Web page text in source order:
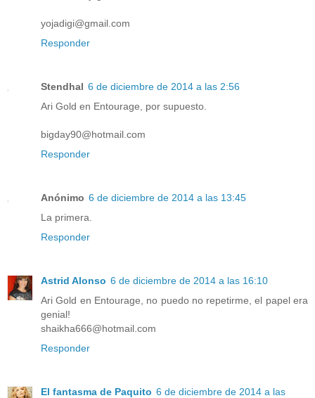
yojadigi@gmail.com
Responder
Stendhal 6 de diciembre de 2014 a las 2:56
Ari Gold en Entourage, por supuesto.
bigday90@hotmail.com
Responder
Anónimo 6 de diciembre de 2014 a las 13:45
La primera.
Responder
Astrid Alonso 6 de diciembre de 2014 a las 16:10
Ari Gold en Entourage, no puedo no repetirme, el papel era
genial!
shaikha666@hotmail.com
Responder
El fantasma de Paquito 6 de diciembre de 2014 a las